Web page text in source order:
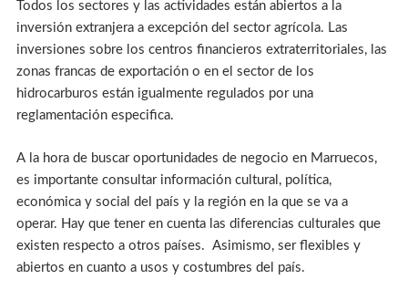
Todos los sectores y las actividades están abiertos a la
inversión extranjera a excepción del sector agrícola. Las
inversiones sobre los centros financieros extraterritoriales, las
zonas francas de exportación o en el sector de los
hidrocarburos están igualmente regulados por una
reglamentación especifica.
A la hora de buscar oportunidades de negocio en Marruecos,
es importante consultar información cultural, política,
económica y social del país y la región en la que se va a
operar. Hay que tener en cuenta las diferencias culturales que
existen respecto a otros países. Asimismo, ser flexibles y
abiertos en cuanto a usos y costumbres del país.